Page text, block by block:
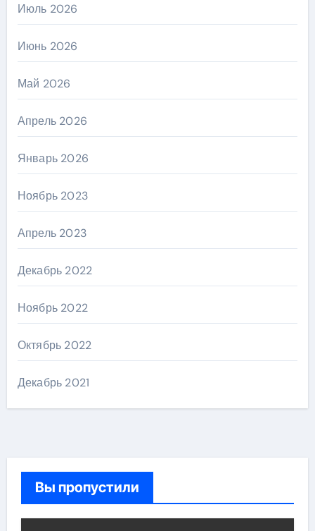
Июль 2026
Июнь 2026
Май 2026
Апрель 2026
Январь 2026
Ноябрь 2023
Апрель 2023
Декабрь 2022
Ноябрь 2022
Октябрь 2022
Декабрь 2021
Вы пропустили